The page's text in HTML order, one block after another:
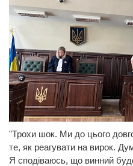
"Трохи шок. Ми до цього
те, як реагувати на вирок.
Я сподіваюсь, що винний